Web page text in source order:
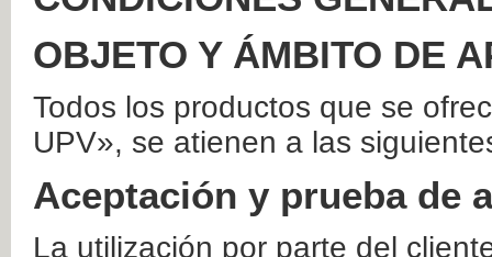
OBJETO Y ÁMBITO DE
Todos los productos que se
UPV», se atienen a las
Aceptación y prueba de
La utilización por parte del